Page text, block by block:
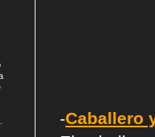
-Caballero